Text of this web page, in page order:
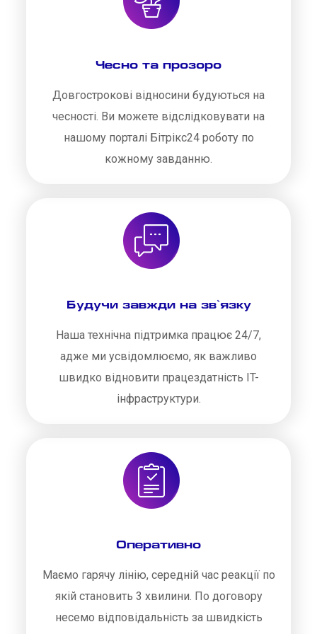
Чесно та прозоро
Довгострокові відносини будуються на
чесності. Ви можете відслідковувати на
нашому порталі Бітрікс24 роботу по
кожному завданню.
Будучи завжди на зв`язку
Наша технічна підтримка працює 24/7,
адже ми усвідомлюємо, як важливо
швидко відновити працездатність IT-
інфраструктури.
Оперативно
Маємо гарячу лінію, середній час реакції по
якій становить 3 хвилини. По договору
несемо відповідальність за швидкість